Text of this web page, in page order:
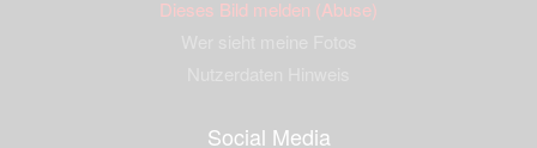
Dieses Bild melden (Abuse)
Social Media